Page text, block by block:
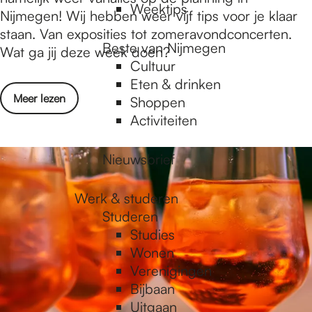
Weektips
Beste van Nijmegen
Cultuur
Eten & drinken
Shoppen
Activiteiten
Nieuwsbrief
Werk & studeren
Studeren
Studies
Wonen
Verenigingen
Bijbaan
Uitgaan
t
e
n
t
i
s
r
t
o
n
i
n
i
j
m
Nijmegen! Wij hebben weer vijf tips voor je klaar
staan. Van exposities tot zomeravondconcerten.
Wat ga jij deze week doen?
Meer lezen
o
v
W
a
t
i
s
e
r
t